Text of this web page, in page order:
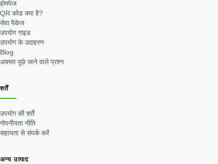
होमपेज
QR कोड क्या है?
सेवा पैकेज
उपयोग गाइड
उपयोग के उदाहरण
Blog
अक्सर पूछे जाने वाले प्रश्न
शर्तें
उपयोग की शर्तें
गोपनीयता नीति
सहायता से संपर्क करें
अन्य उत्पाद